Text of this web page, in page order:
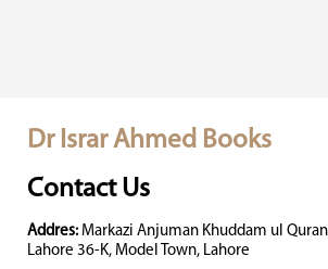
Dr Israr Ahmed Books
Contact Us
Addres: Markazi Anjuman Khuddam ul
Lahore 36-K, Model Town, Lahore